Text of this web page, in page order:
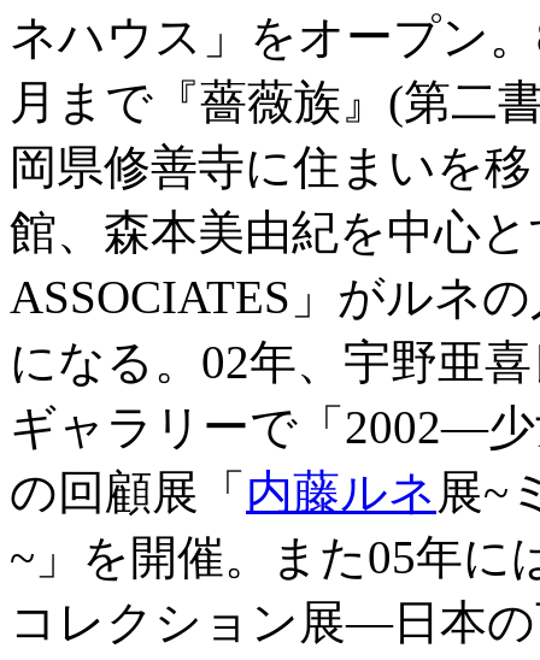
ネハウス」をオープン
月まで『薔薇族』(第二
岡県修善寺に住まいを
館、森本美由紀を中
ASSOCIATES」がルネ
になる。02年、宇野亜
ギャラリーで「2002―
の回顧展「 内藤ルネ 展~
~」を開催。また05年に
コレクション展―日本